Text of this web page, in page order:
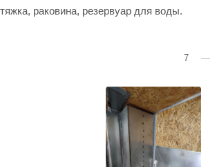
раковина, резервуар для воды.
7 —